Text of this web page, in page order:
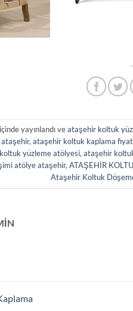
içinde yayınlandı veataşehir koltuk
, ataşehir koltuk kaplama fiyat
yüzleme atölyesi,ataşehir
atölye ataşehir, ATAŞEHİR
Ataşehir Koltuk